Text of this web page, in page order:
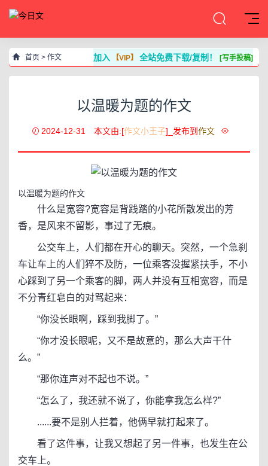
首页 > 作文 加入【VIP】 全站免费下载/复制！ [写手投稿]
以温暖为题的作文
2024-12-31 本文由:[作文小王子]_发布到 作文
以温暖为题的作文
什么是宽容?宽容是背践踏的小花所散发出的芳
香，是风来不留影，事过了无痕。
公交车上，人们都在开心的聊天。突然，一个急刹
车让车上的人们猝不及防，一位乘客没握紧扶手，不小
心踩到了另一个乘客的脚，两人并没有互相宽容，而是
不分青红皂白的对骂起来：
“你没长眼啊，踩到我脚了。”
“你才没长眼呢，又不是故意的，那么大声干什
么。”
“那你连声对不起也不说。”
“怎么了，我还就不说了，你能拿我怎么样?”
......要不是别人拦着，他俩早就打起来了。
看了这件事，让我又想起了另一件事，也发生在公
交车上。